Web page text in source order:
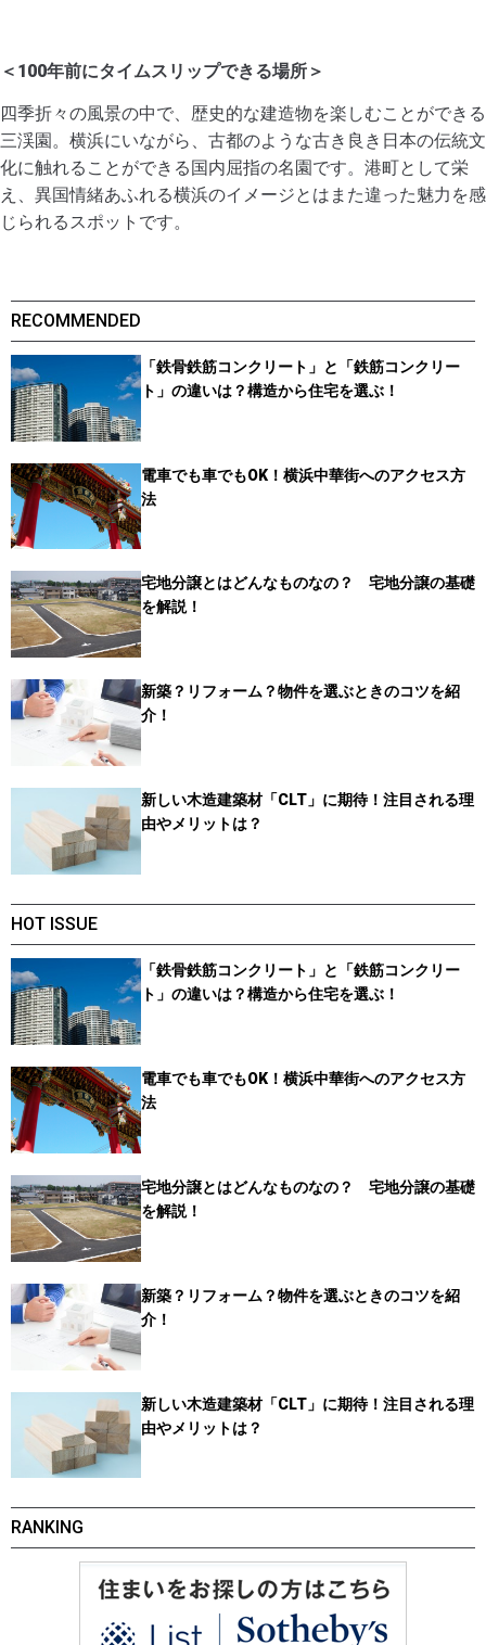
＜100年前にタイムスリップできる場所＞
四季折々の風景の中で、歴史的な建造物を楽しむことができる
三渓園。横浜にいながら、古都のような古き良き日本の伝統文
化に触れることができる国内屈指の名園です。港町として栄
え、異国情緒あふれる横浜のイメージとはまた違った魅力を感
じられるスポットです。
RECOMMENDED
「鉄骨鉄筋コンクリート」と「鉄筋コンクリー
ト」の違いは？構造から住宅を選ぶ！
電車でも車でもOK！横浜中華街へのアクセス方
法
宅地分譲とはどんなものなの？ 宅地分譲の基礎
を解説！
新築？リフォーム？物件を選ぶときのコツを紹
介！
新しい木造建築材「CLT」に期待！注目される理
由やメリットは？
HOT ISSUE
「鉄骨鉄筋コンクリート」と「鉄筋コンクリー
ト」の違いは？構造から住宅を選ぶ！
電車でも車でもOK！横浜中華街へのアクセス方
法
宅地分譲とはどんなものなの？ 宅地分譲の基礎
を解説！
新築？リフォーム？物件を選ぶときのコツを紹
介！
新しい木造建築材「CLT」に期待！注目される理
由やメリットは？
RANKING